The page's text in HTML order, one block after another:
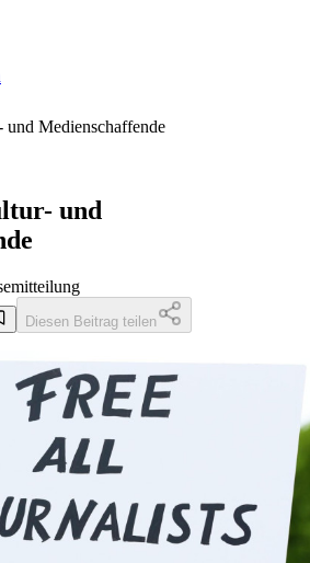
Medienschaffende
und
Diesen Beitrag teilen